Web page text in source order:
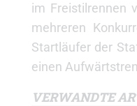
im Freistilrennen
mehreren
Startläufer der
einen
VERWANDTE